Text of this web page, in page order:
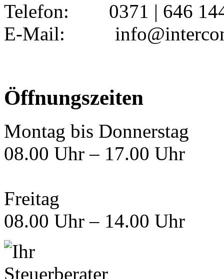
Telefon: 0371 | 646
E-Mail:
Öffnungszeiten
Montag bis Donnerstag
08.00 Uhr – 17.00 Uhr
Freitag
08.00 Uhr – 14.00 Uhr